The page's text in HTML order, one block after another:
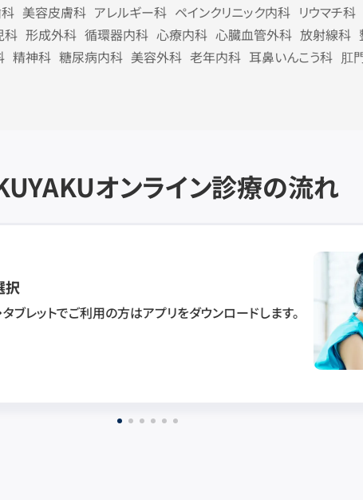
美容皮膚科 アレルギー科 ペインクリニック内科 リウマチ科
科 形成外科 循環器内科 心療内科 心臓血管外科 放射線科
精神科 糖尿病内科 美容外科 老年内科 耳鼻いんこう科 肛
オンライン診療の流れ
択
タブレットでご利用の方はアプリをダウンロードします。